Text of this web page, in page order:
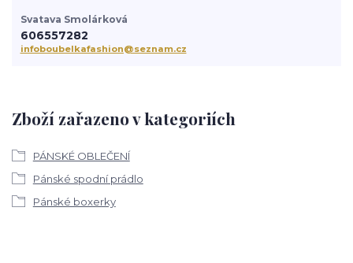
Zboží zařazeno v kategoriích
PÁNSKÉ OBLEČENÍ
Pánské spodní prádlo
Pánské boxerky
Svatava Smolárková
606557282
infoboubelkafashion@seznam.cz